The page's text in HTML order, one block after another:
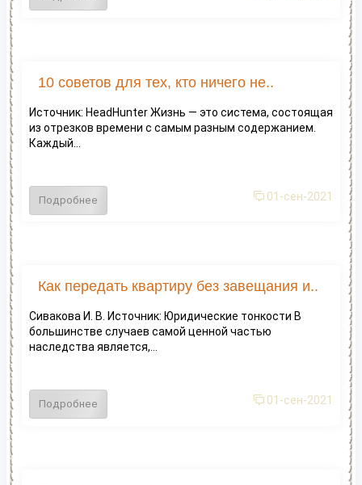
10 советов для тех, кто ничего не..
Источник: HeadHunter Жизнь — это система, состоящая
из отрезков времени с самым разным содержанием.
Каждый...
Подробнее 01-сен-2021
Как передать квартиру без завещания и..
Сивакова И. В. Источник: Юридические тонкости В
большинстве случаев самой ценной частью
наследства является,...
Подробнее 01-сен-2021